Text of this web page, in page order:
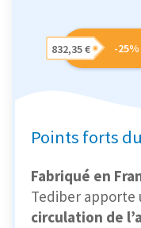
-25%
832,35 €
Points forts
Fabriqué en
Tediber apporte
circulation de